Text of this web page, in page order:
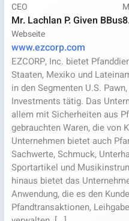
CEO
Mr. Lachlan P. Given BBus
Webseite
www.ezcorp.com
EZCORP, Inc. bietet
Staaten, Mexiko und
in den Segmenten U.S.
Investments tätig. Das
allem mit Sicherheiten aus
gebrauchten Waren, die von
Unternehmen bietet auch
Sachwerte, Schmuck,
Sportartikel und
hinaus bietet das
Anwendung, die es den
Pfandtransaktionen,